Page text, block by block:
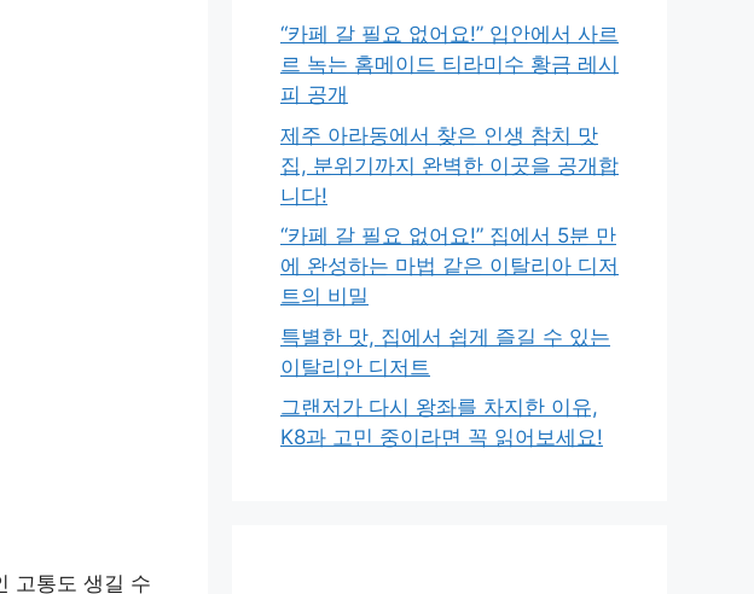
고통도 생길 수
“카페 갈 필요 없어요!” 입안에서 사르
르 녹는 홈메이드 티라미수 황금 레시
피 공개
제주 아라동에서 찾은 인생 참치 맛
집, 분위기까지 완벽한 이곳을 공개합
니다!
“카페 갈 필요 없어요!” 집에서 5분 만
에 완성하는 마법 같은 이탈리아 디저
트의 비밀
특별한 맛, 집에서 쉽게 즐길 수 있는
이탈리안 디저트
그랜저가 다시 왕좌를 차지한 이유,
K8과 고민 중이라면 꼭 읽어보세요!